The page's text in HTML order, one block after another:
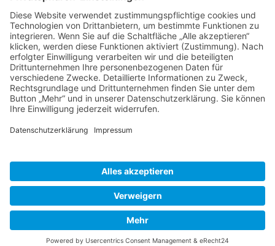
Spanien
Südtirol
USA
Weihnachten
Weihnachtstexte
Datenschutzerklärung
Impressum
Cookie-Einstellungen